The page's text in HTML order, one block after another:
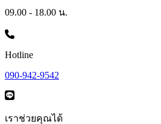
09.00 - 18.00 น.
Hotline
090-942-9542
เราช่วยคุณได้